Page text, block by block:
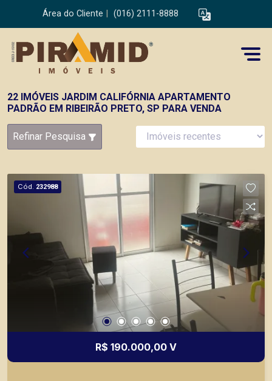
Área do Cliente (016) 2111-8888
22 IMÓVEIS JARDIM CALIFÓRNIA APARTAMENTO
PADRÃO EM RIBEIRÃO PRETO, SP PARA VENDA
Refinar Pesquisa
Cód. 232988
R$ 190.000,00 V